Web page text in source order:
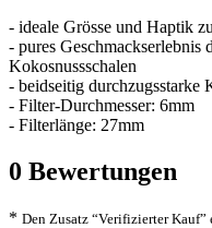
- ideale Grösse und Haptik
- pures Geschmackserlebnis
Kokosnussschalen
- beidseitig durchzugsstarke
- Filter-Durchmesser: 6mm
- Filterlänge: 27mm
0 Bewertungen
* Den Zusatz “Verifizierter